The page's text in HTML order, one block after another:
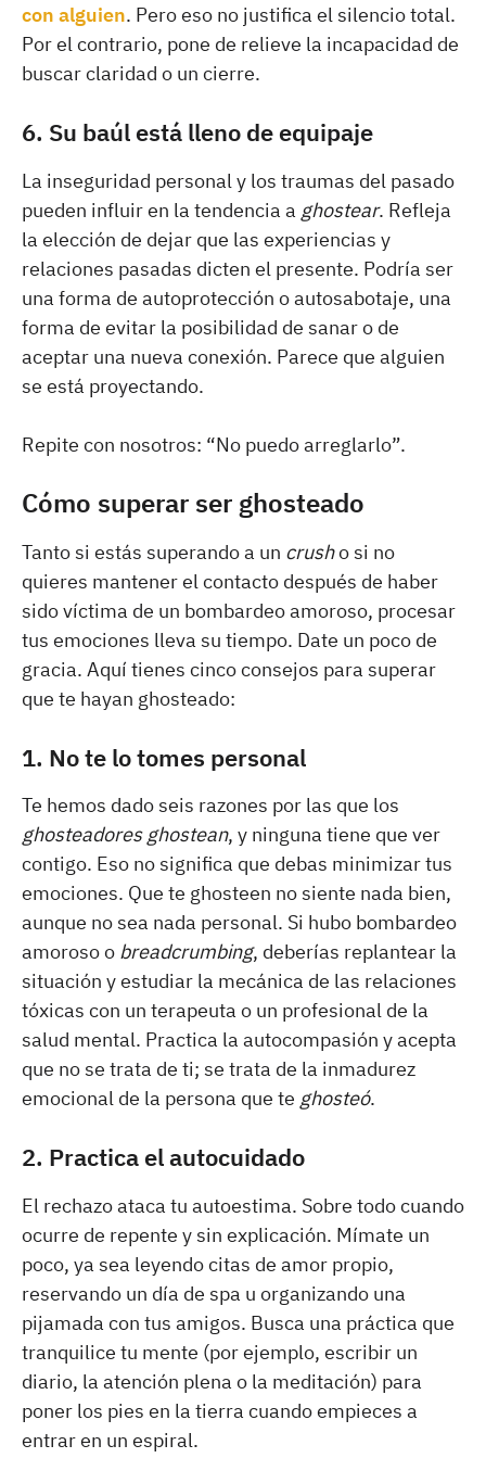
con alguien. Pero eso no justifica el silencio total.
Por el contrario, pone de relieve la incapacidad de
buscar claridad o un cierre.
6. Su baúl está lleno de equipaje
La inseguridad personal y los traumas del pasado
pueden influir en la tendencia a ghostear. Refleja
la elección de dejar que las experiencias y
relaciones pasadas dicten el presente. Podría ser
una forma de autoprotección o autosabotaje, una
forma de evitar la posibilidad de sanar o de
aceptar una nueva conexión. Parece que alguien
se está proyectando.
Repite con nosotros: “No puedo arreglarlo”.
Cómo superar ser ghosteado
Tanto si estás superando a un crusho si no
quieres mantener el contacto después de haber
sido víctima de un bombardeo amoroso, procesar
tus emociones lleva su tiempo. Date un poco de
gracia. Aquí tienes cinco consejos para superar
que te hayan ghosteado:
1. No te lo tomes personal
Te hemos dado seis razones por las que los
ghosteadores ghostean, y ninguna tiene que ver
contigo. Eso no significa que debas minimizar tus
emociones. Que te ghosteen no siente nada bien,
aunque no sea nada personal. Si hubo bombardeo
amoroso o breadcrumbing, deberías replantear la
situación y estudiar la mecánica de las relaciones
tóxicas con un terapeuta o un profesional de la
salud mental. Practica la autocompasión y acepta
que no se trata de ti; se trata de la inmadurez
emocional de la persona que te ghosteó.
2. Practica el autocuidado
El rechazo ataca tu autoestima. Sobre todo cuando
ocurre de repente y sin explicación. Mímate un
poco, ya sea leyendo citas de amor propio,
reservando un día de spa u organizando una
pijamada con tus amigos. Busca una práctica que
tranquilice tu mente (por ejemplo, escribir un
diario, la atención plena o la meditación) para
poner los pies en la tierra cuando empieces a
entrar en un espiral.